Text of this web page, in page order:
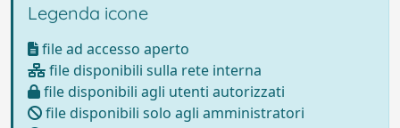
Legenda icone
file ad accesso aperto
file disponibili sulla rete interna
file disponibili agli utenti autorizzati
file disponibili solo agli amministratori